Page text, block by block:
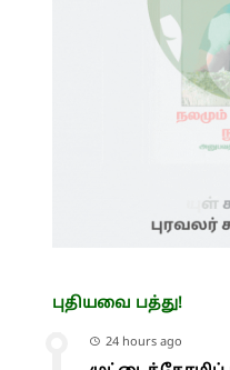
புதியவை பத்து!
24 hours ago